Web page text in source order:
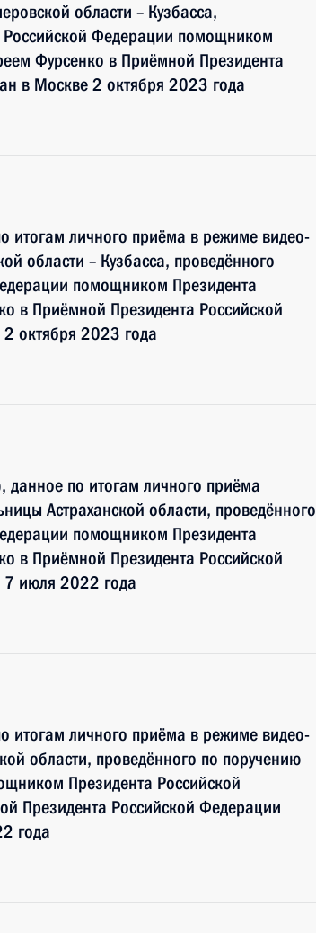
области – Кузбасса,
Российской Федерации помощником
Фурсенко в Приёмной Президента
в Москве 2 октября 2023 года
итогам личного приёма в режиме видео-
области – Кузбасса, проведённого
помощником Президента
в Приёмной Президента Российской
октября 2023 года
данное по итогам личного приёма
Астраханской области, проведённого
помощником Президента
в Приёмной Президента Российской
7 июля 2022 года
итогам личного приёма в режиме видео-
области, проведённого по поручению
Президента Российской
Президента Российской Федерации
года